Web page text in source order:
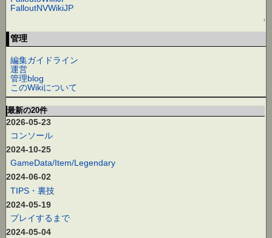
FalloutNVWikiJP
↑
管理
編集ガイドライン
運営
管理blog
このWikiについて
最新の20件
2026-05-23
コンソール
2024-10-25
GameData/Item/Legendary
2024-06-02
TIPS・裏技
2024-05-19
プレイするまで
2024-05-04